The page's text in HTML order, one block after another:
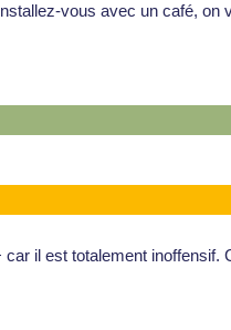
vous avec un café, on
il est totalement